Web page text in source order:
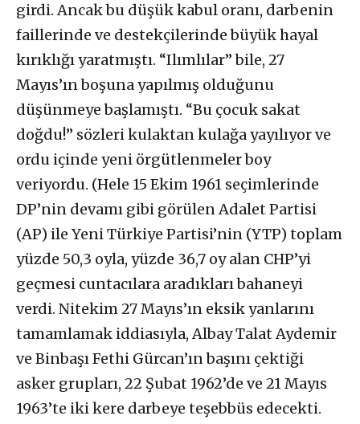
girdi. Ancak bu düşük kabul oranı, darbenin
faillerinde ve destekçilerinde büyük hayal
kırıklığı yaratmıştı. “Ilımlılar” bile, 27
Mayıs’ın boşuna yapılmış olduğunu
düşünmeye başlamıştı. “Bu çocuk sakat
doğdu!” sözleri kulaktan kulağa yayılıyor ve
ordu içinde yeni örgütlenmeler boy
veriyordu. (Hele 15 Ekim 1961 seçimlerinde
DP’nin devamı gibi görülen Adalet Partisi
(AP) ile Yeni Türkiye Partisi’nin (YTP) toplam
yüzde 50,3 oyla, yüzde 36,7 oy alan CHP’yi
geçmesi cuntacılara aradıkları bahaneyi
verdi. Nitekim 27 Mayıs’ın eksik yanlarını
tamamlamak iddiasıyla, Albay Talat Aydemir
ve Binbaşı Fethi Gürcan’ın başını çektiği
asker grupları, 22 Şubat 1962’de ve 21 Mayıs
1963’te iki kere darbeye teşebbüs edecekti.